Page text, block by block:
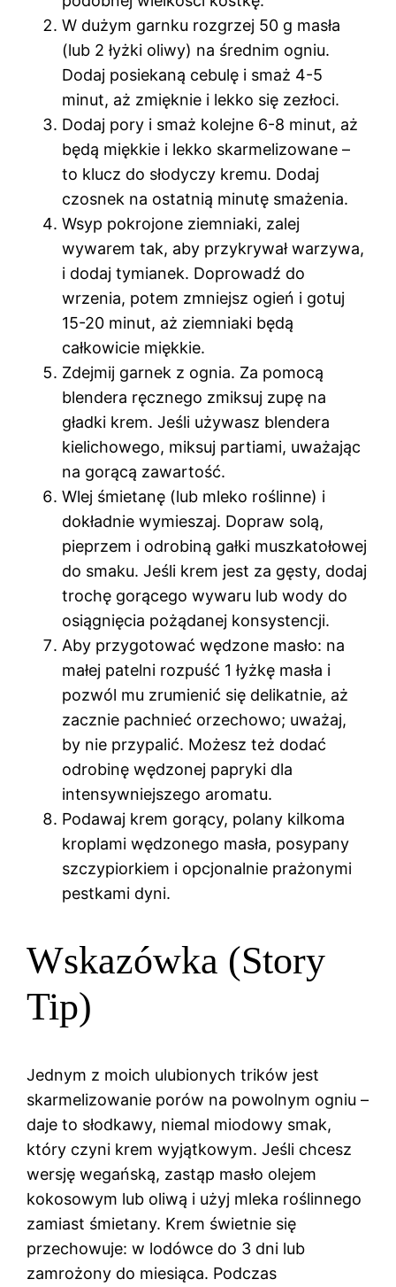
W dużym garnku rozgrzej 50 g masła
(lub 2 łyżki oliwy) na średnim ogniu.
Dodaj posiekaną cebulę i smaż 4-5
minut, aż zmięknie i lekko się zezłoci.
Dodaj pory i smaż kolejne 6-8 minut, aż
będą miękkie i lekko skarmelizowane –
to klucz do słodyczy kremu. Dodaj
czosnek na ostatnią minutę smażenia.
Wsyp pokrojone ziemniaki, zalej
wywarem tak, aby przykrywał warzywa,
i dodaj tymianek. Doprowadź do
wrzenia, potem zmniejsz ogień i gotuj
15-20 minut, aż ziemniaki będą
całkowicie miękkie.
Zdejmij garnek z ognia. Za pomocą
blendera ręcznego zmiksuj zupę na
gładki krem. Jeśli używasz blendera
kielichowego, miksuj partiami, uważając
na gorącą zawartość.
Wlej śmietanę (lub mleko roślinne) i
dokładnie wymieszaj. Dopraw solą,
pieprzem i odrobiną gałki muszkatołowej
do smaku. Jeśli krem jest za gęsty, dodaj
trochę gorącego wywaru lub wody do
osiągnięcia pożądanej konsystencji.
Aby przygotować wędzone masło: na
małej patelni rozpuść 1 łyżkę masła i
pozwól mu zrumienić się delikatnie, aż
zacznie pachnieć orzechowo; uważaj,
by nie przypalić. Możesz też dodać
odrobinę wędzonej papryki dla
intensywniejszego aromatu.
Podawaj krem gorący, polany kilkoma
kroplami wędzonego masła, posypany
szczypiorkiem i opcjonalnie prażonymi
pestkami dyni.
Wskazówka (Story
Tip)
Jednym z moich ulubionych trików jest
skarmelizowanie porów na powolnym ogniu –
daje to słodkawy, niemal miodowy smak,
który czyni krem wyjątkowym. Jeśli chcesz
wersję wegańską, zastąp masło olejem
kokosowym lub oliwą i użyj mleka roślinnego
zamiast śmietany. Krem świetnie się
przechowuje: w lodówce do 3 dni lub
zamrożony do miesiąca. Podczas